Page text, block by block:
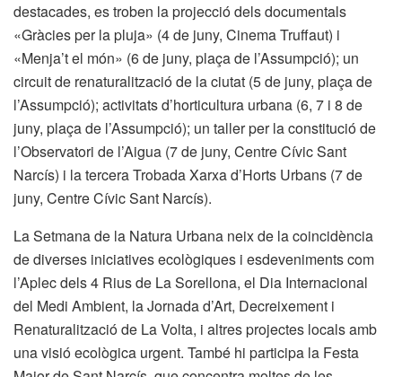
destacades, es troben la projecció dels documentals
«Gràcies per la pluja» (4 de juny, Cinema Truffaut) i
«Menja’t el món» (6 de juny, plaça de l’Assumpció); un
circuit de renaturalització de la ciutat (5 de juny, plaça de
l’Assumpció); activitats d’horticultura urbana (6, 7 i 8 de
juny, plaça de l’Assumpció); un taller per la constitució de
l’Observatori de l’Aigua (7 de juny, Centre Cívic Sant
Narcís) i la tercera Trobada Xarxa d’Horts Urbans (7 de
juny, Centre Cívic Sant Narcís).
La Setmana de la Natura Urbana neix de la coincidència
de diverses iniciatives ecològiques i esdeveniments com
l’Aplec dels 4 Rius de La Sorellona, el Dia Internacional
del Medi Ambient, la Jornada d’Art, Decreixement i
Renaturalització de La Volta, i altres projectes locals amb
una visió ecològica urgent. També hi participa la Festa